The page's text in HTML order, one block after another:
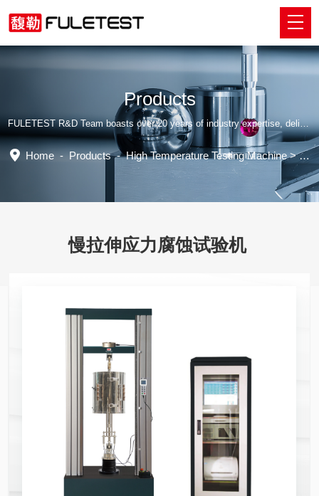
Products
FULETEST R&D Team boasts over 20 years of industry expertise, delivering tailored professional solutions.
Home - Products-High Temperature Testing Machine>
慢拉伸应力腐蚀试验机